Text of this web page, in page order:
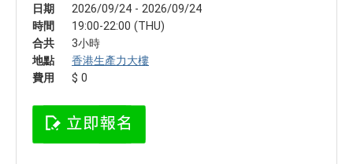
日期
2026/09/24 - 2026/09/24
時間
19:00-22:00 (THU)
合共
3小時
地點
香港生產力大樓
費用
$ 0